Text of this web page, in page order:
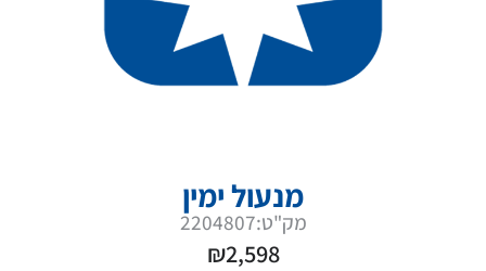
מנעול ימין
מק"ט:2204807
₪2,598